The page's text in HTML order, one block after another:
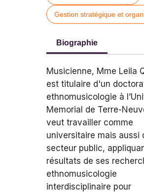
Gestion stratégique et
Biographie
Musicienne, Mme Leila
est titulaire d'un
ethnomusicologie à
Memorial de Terre-
veut travailler comme
universitaire mais aussi
secteur public,
résultats de ses
ethnomusicologie
interdisciplinaire pour